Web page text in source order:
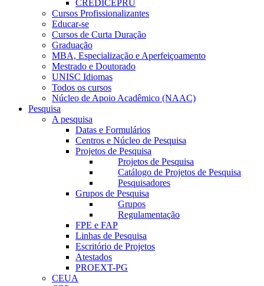
CREDICEPRU
Cursos Profissionalizantes
Educar-se
Cursos de Curta Duração
Graduação
MBA, Especialização e Aperfeiçoamento
Mestrado e Doutorado
UNISC Idiomas
Todos os cursos
Núcleo de Apoio Acadêmico (NAAC)
Pesquisa
A pesquisa
Datas e Formulários
Centros e Núcleo de Pesquisa
Projetos de Pesquisa
Projetos de Pesquisa
Catálogo de Projetos de Pesquisa
Pesquisadores
Grupos de Pesquisa
Grupos
Regulamentação
FPE e FAP
Linhas de Pesquisa
Escritório de Projetos
Atestados
PROEXT-PG
CEUA